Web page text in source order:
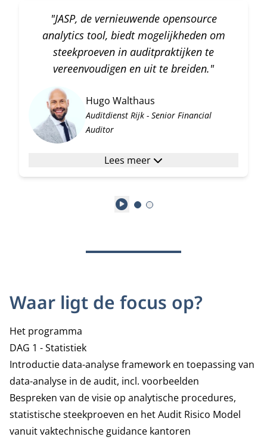
"JASP, de vernieuwende opensource
analytics tool, biedt mogelijkheden om
steekproeven in auditpraktijken te
vereenvoudigen en uit te breiden."
Hugo Walthaus
Auditdienst Rijk - Senior Financial
Auditor
Lees meer
Play
Waar ligt de focus op?
Het programma
DAG 1 - Statistiek
Introductie data-analyse framework en toepassing van
data-analyse in de audit, incl. voorbeelden
Bespreken van de visie op analytische procedures,
statistische steekproeven en het Audit Risico Model
vanuit vaktechnische guidance kantoren